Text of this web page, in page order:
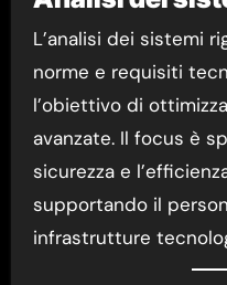
L’analisi dei sistemi
norme e requisiti
l’obiettivo di
avanzate. Il focus è
sicurezza e
supportando il
infrastrutture